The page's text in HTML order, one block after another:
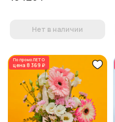
Нет в наличии
По промоЛЕТО
цена 8 369 ₽